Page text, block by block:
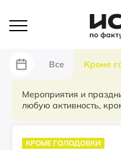
Все Кроме
Мероприятия и
любую активность,
КРОМЕ ГОЛОДОВКИ